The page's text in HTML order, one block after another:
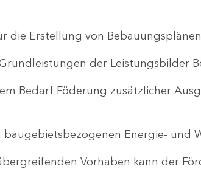
die Erstellung von
der Leistungsbilder
Bedarf Föderung zusätzlicher
baugebietsbezogenen Energie- und
Vorhaben kann der